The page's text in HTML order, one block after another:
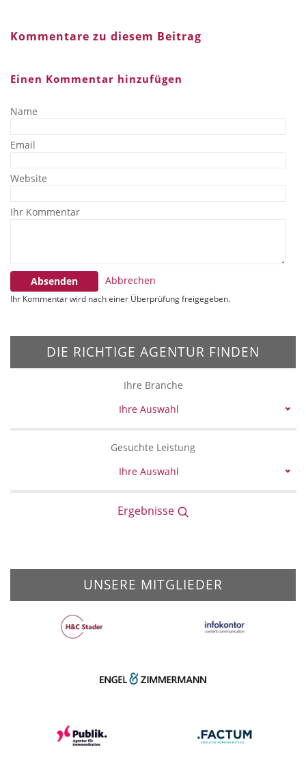
Kommentare zu diesem Beitrag
Einen Kommentar hinzufügen
Name
Email
Website
Ihr Kommentar
Absenden Abbrechen
Ihr Kommentar wird nach einer Überprüfung freigegeben.
DIE RICHTIGE AGENTUR FINDEN
Ihre Branche
Ihre Auswahl
Gesuchte Leistung
Ihre Auswahl
Ergebnisse
UNSERE MITGLIEDER